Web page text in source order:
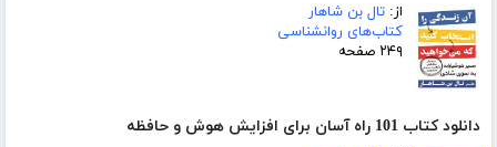
از: تال بن شاهار
کتاب‌های روانشناسی
۲۴۹ صفحه
دانلود کتاب 101 راه آسان برای افزایش هوش و حافظه